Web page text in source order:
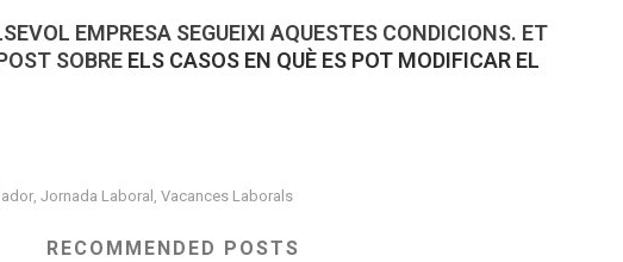
EMPRESA SEGUEIXI AQUESTES CONDICIONS. ET
SOBRE ELS CASOS EN QUÈ ES POT MODIFICAR EL
, Jornada Laboral , Vacances Laborals
RECOMMENDED POSTS